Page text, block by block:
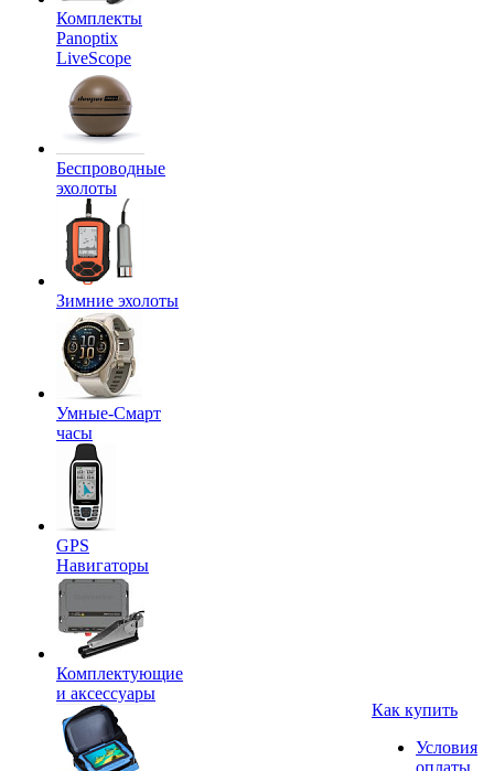
Комплекты
Panoptix
LiveScope
Беспроводные
эхолоты
Зимние эхолоты
Умные-Смарт
часы
GPS
Навигаторы
Комплектующие
и аксессуары
Как купить
Условия
оплаты